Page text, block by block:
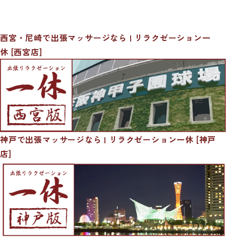
西宮・尼崎で出張マッサージなら | リラクゼーション一
休 [西宮店]
神戸で出張マッサージなら | リラクゼーション一休 [神戸
店]